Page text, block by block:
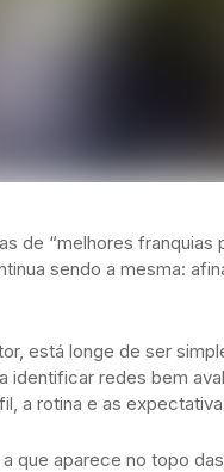
de “melhores franquias
sendo a mesma:
está longe de ser
identificar redes bem
a rotina e as
que aparece no topo